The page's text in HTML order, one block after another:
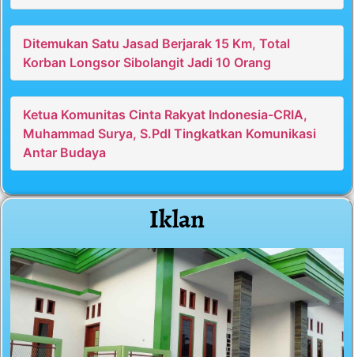
Ditemukan Satu Jasad Berjarak 15 Km, Total
Korban Longsor Sibolangit Jadi 10 Orang
Ketua Komunitas Cinta Rakyat Indonesia-CRIA,
Muhammad Surya, S.PdI Tingkatkan Komunikasi
Antar Budaya
Iklan